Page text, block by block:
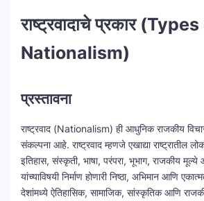
राष्ट्रवादाचे प्रकार
Nationalism)
प्रस्तावना
राष्ट्रवाद (Nationalism) ही आधुनिक राजकीय
संकल्पना आहे. राष्ट्रवाद म्हणजे एखाद्या राष्ट्रातील
इतिहास, संस्कृती, भाषा, परंपरा, भूभाग, राजकीय मूल्ये
यांच्याविषयी निर्माण होणारी निष्ठा, अभिमान आणि
देशांमध्ये ऐतिहासिक, सामाजिक, सांस्कृतिक आणि